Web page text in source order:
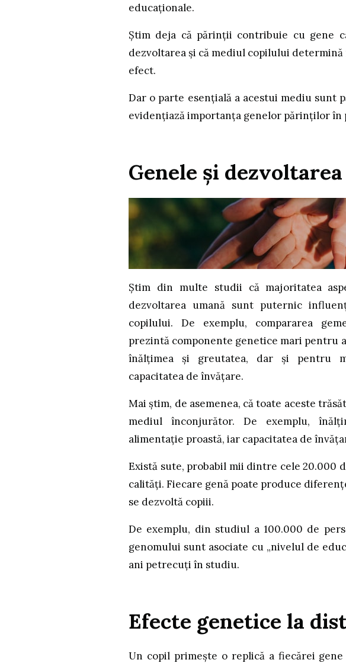
educaționale.
Știm deja că părinții contribuie cu gene
dezvoltarea și că mediul copilului
efect.
Dar o parte esențială a acestui mediu sunt
evidențiază importanța genelor părinților în
Genele și
Știm din multe studii că majoritatea
dezvoltarea umană sunt puternic
copilului. De exemplu, compararea
prezintă componente genetice mari pentru
înălțimea și greutatea, dar și pentru
capacitatea de învățare.
Mai știm, de asemenea, că toate aceste
mediul înconjurător. De exemplu,
alimentație proastă, iar capacitatea de
Există sute, probabil mii dintre cele 20.000
calități. Fiecare genă poate produce
se dezvoltă copiii.
De exemplu, din studiul a 100.000 de
genomului sunt asociate cu „nivelul de
ani petrecuți în studiu.
Efecte genetice la
Un copil primește o replică a fiecărei